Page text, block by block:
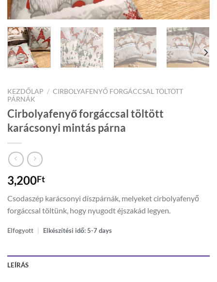
KEZDŐLAP / CIRBOLYAFENYŐ FORGÁCCSAL TÖLTÖTT
PÁRNÁK
Cirbolyafenyő forgáccsal töltött
karácsonyi mintás párna
3,200Ft
Csodaszép karácsonyi díszpárnák, melyeket cirbolyafenyő
forgáccsal töltünk, hogy nyugodt éjszakád legyen.
Elfogyott Elkészítési idő: 5-7 days
LEÍRÁS